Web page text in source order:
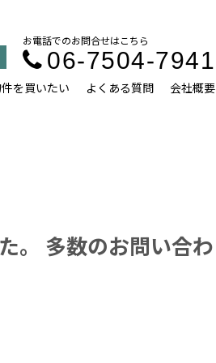
お電話でのお問合せはこちら
06-7504-7941
を買いたい よくある質問 会社概要
。 多数のお問い合わ